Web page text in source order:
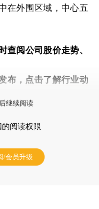
在外围区域，中心五
查阅公司股价走势、
布， 点击了解行业动
继续阅读
阅读权限
/会员升级